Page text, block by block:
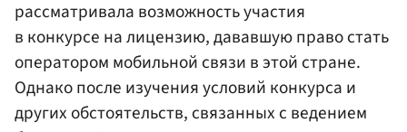
рассматривала возможность участия
в конкурсе на лицензию, дававшую право стать
оператором мобильной связи в этой стране.
Однако после изучения условий конкурса и
других обстоятельств, связанных с ведением